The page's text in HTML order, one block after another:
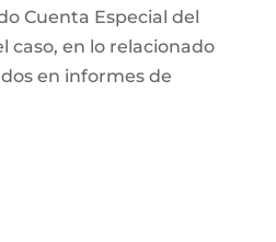
Cuenta Especial del
caso, en lo relacionado
en informes de